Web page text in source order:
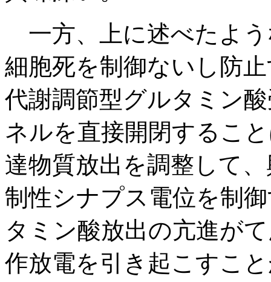
一方、上に述べたよ
細胞死を制御ないし防
代謝調節型グルタミン
ネルを直接開閉するこ
達物質放出を調整して
制性シナプス電位を制
タミン酸放出の亢進が
作放電を引き起こすこ